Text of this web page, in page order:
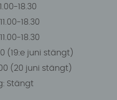
18.30
18.30
18.30
(19:e juni stängt)
(20 juni stängt)
Stängt